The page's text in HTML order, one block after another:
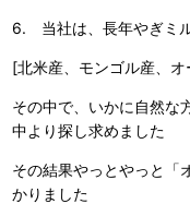
6. 当社は、長年やぎミ
[北米産、モンゴル産、
その中で、いかに自然な
中より探し求めました
その結果やっとやっと「
かりました